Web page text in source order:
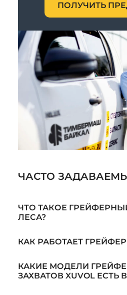
ПОЛУЧИТЬ
ЧАСТО
ЧТО ТАКОЕ
ЛЕСА?
КАК РАБОТАЕТ
КАКИЕ МОДЕЛИ
ЗАХВАТОВ XUVOL ЕСТЬ